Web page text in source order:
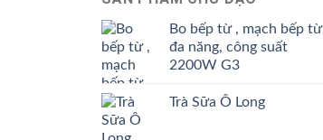
Bo bếp từ , mạch bếp từ
đa năng, công suất
2200W G3
Trà Sữa Ô Long